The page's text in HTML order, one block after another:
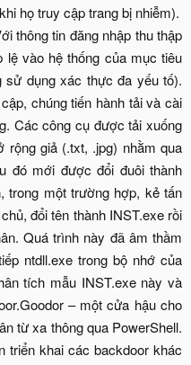
họ truy cập trang bị nhiễm).​
thông tin đăng nhập thu thập
vào hệ thống của mục tiêu
sử dụng xác thực đa yếu tố).
chúng tiến hành tải và cài
Các công cụ được tải xuống
rộng giả (.txt, .jpg) nhằm qua
đó mới được đổi đuôi thành
trong một trường hợp, kẻ tấn
đổi tên thành INST.exe rồi
Quá trình này đã âm thầm
ntdll.exe trong bộ nhớ của
tích mẫu INST.exe này và
– một cửa hậu cho
từ xa thông qua PowerShell.
triển khai các backdoor khác